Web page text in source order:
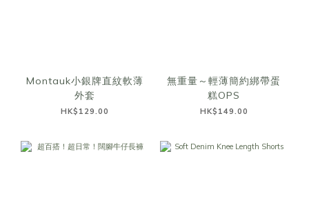
Montauk小銀牌直紋軟薄
外套
HK$129.00
無重量～輕薄簡約綁帶蛋
糕OPS
HK$149.00